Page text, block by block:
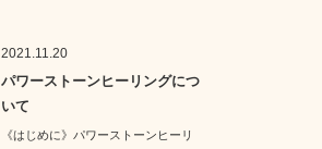
2021.11.20
パワーストーンヒーリングにつ
いて
《はじめに》パワーストーンヒーリ